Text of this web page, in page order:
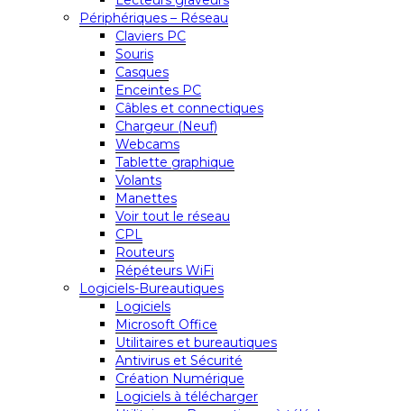
Périphériques – Réseau
Claviers PC
Souris
Casques
Enceintes PC
Câbles et connectiques
Chargeur (Neuf)
Webcams
Tablette graphique
Volants
Manettes
Voir tout le réseau
CPL
Routeurs
Répéteurs WiFi
Logiciels-Bureautiques
Logiciels
Microsoft Office
Utilitaires et bureautiques
Antivirus et Sécurité
Création Numérique
Logiciels à télécharger